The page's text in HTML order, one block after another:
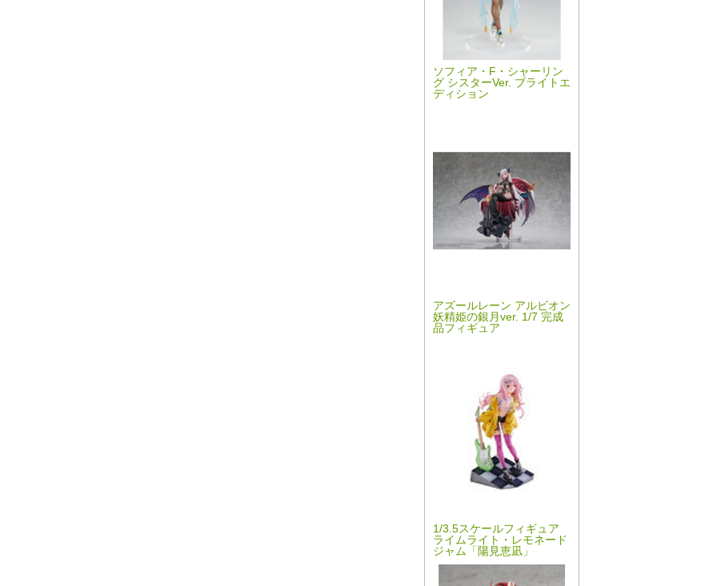
ソフィア・F・シャーリン
グ シスターVer. ブライトエ
ディション
アズールレーン アルビオン
妖精姫の銀月ver. 1/7 完成
品フィギュア
1/3.5スケールフィギュア
ライムライト・レモネード
ジャム「陽見恵凪」